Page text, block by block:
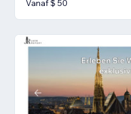
Vanaf $ 50